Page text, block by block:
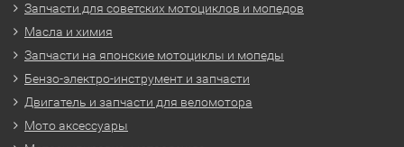
Запчасти для советских мотоциклов и мопедов
Масла и химия
Запчасти на японские мотоциклы и мопеды
Бензо-электро-инструмент и запчасти
Двигатель и запчасти для веломотора
Мото аксессуары